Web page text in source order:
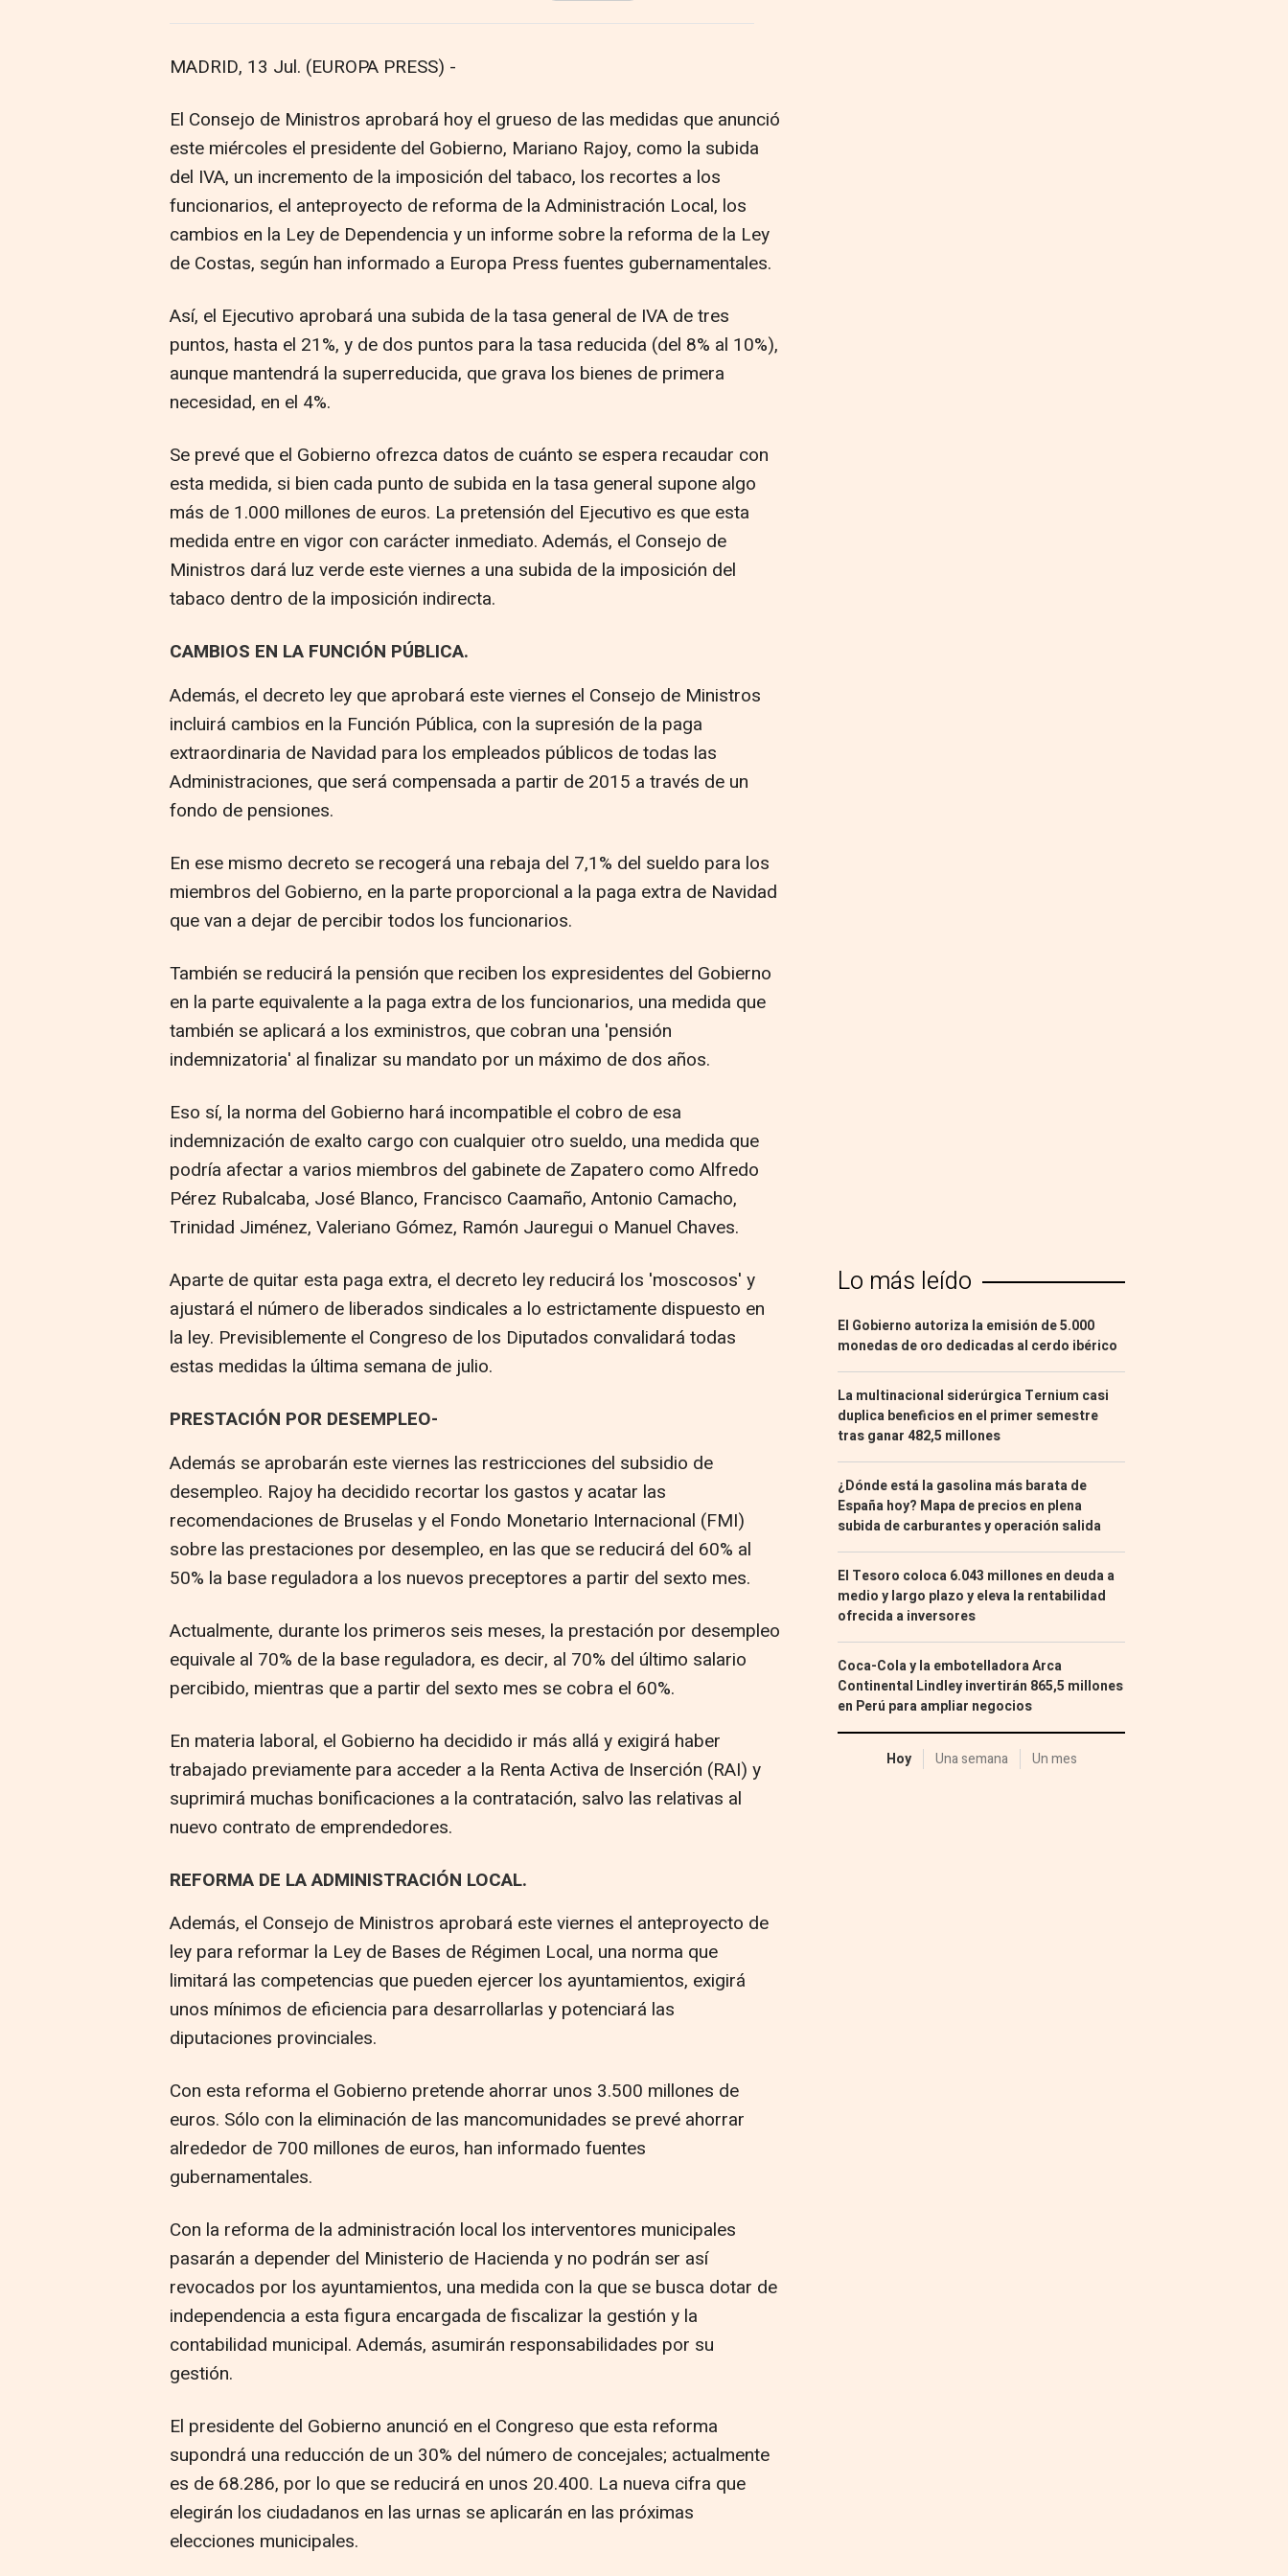
MADRID, 13 Jul. (EUROPA PRESS) -
El Consejo de Ministros aprobará hoy el grueso de las medidas que anunció
este miércoles el presidente del Gobierno, Mariano Rajoy, como la subida
del IVA, un incremento de la imposición del tabaco, los recortes a los
funcionarios, el anteproyecto de reforma de la Administración Local, los
cambios en la Ley de Dependencia y un informe sobre la reforma de la Ley
de Costas, según han informado a Europa Press fuentes gubernamentales.
Así, el Ejecutivo aprobará una subida de la tasa general de IVA de tres
puntos, hasta el 21%, y de dos puntos para la tasa reducida (del 8% al 10%),
aunque mantendrá la superreducida, que grava los bienes de primera
necesidad, en el 4%.
Se prevé que el Gobierno ofrezca datos de cuánto se espera recaudar con
esta medida, si bien cada punto de subida en la tasa general supone algo
más de 1.000 millones de euros. La pretensión del Ejecutivo es que esta
medida entre en vigor con carácter inmediato. Además, el Consejo de
Ministros dará luz verde este viernes a una subida de la imposición del
tabaco dentro de la imposición indirecta.
CAMBIOS EN LA FUNCIÓN PÚBLICA.
Además, el decreto ley que aprobará este viernes el Consejo de Ministros
incluirá cambios en la Función Pública, con la supresión de la paga
extraordinaria de Navidad para los empleados públicos de todas las
Administraciones, que será compensada a partir de 2015 a través de un
fondo de pensiones.
En ese mismo decreto se recogerá una rebaja del 7,1% del sueldo para los
miembros del Gobierno, en la parte proporcional a la paga extra de Navidad
que van a dejar de percibir todos los funcionarios.
También se reducirá la pensión que reciben los expresidentes del Gobierno
en la parte equivalente a la paga extra de los funcionarios, una medida que
también se aplicará a los exministros, que cobran una 'pensión
indemnizatoria' al finalizar su mandato por un máximo de dos años.
Eso sí, la norma del Gobierno hará incompatible el cobro de esa
indemnización de exalto cargo con cualquier otro sueldo, una medida que
podría afectar a varios miembros del gabinete de Zapatero como Alfredo
Pérez Rubalcaba, José Blanco, Francisco Caamaño, Antonio Camacho,
Trinidad Jiménez, Valeriano Gómez, Ramón Jauregui o Manuel Chaves.
Aparte de quitar esta paga extra, el decreto ley reducirá los 'moscosos' y
ajustará el número de liberados sindicales a lo estrictamente dispuesto en
la ley. Previsiblemente el Congreso de los Diputados convalidará todas
estas medidas la última semana de julio.
PRESTACIÓN POR DESEMPLEO-
Además se aprobarán este viernes las restricciones del subsidio de
desempleo. Rajoy ha decidido recortar los gastos y acatar las
recomendaciones de Bruselas y el Fondo Monetario Internacional (FMI)
sobre las prestaciones por desempleo, en las que se reducirá del 60% al
50% la base reguladora a los nuevos preceptores a partir del sexto mes.
Actualmente, durante los primeros seis meses, la prestación por desempleo
equivale al 70% de la base reguladora, es decir, al 70% del último salario
percibido, mientras que a partir del sexto mes se cobra el 60%.
En materia laboral, el Gobierno ha decidido ir más allá y exigirá haber
trabajado previamente para acceder a la Renta Activa de Inserción (RAI) y
suprimirá muchas bonificaciones a la contratación, salvo las relativas al
nuevo contrato de emprendedores.
REFORMA DE LA ADMINISTRACIÓN LOCAL.
Además, el Consejo de Ministros aprobará este viernes el anteproyecto de
ley para reformar la Ley de Bases de Régimen Local, una norma que
limitará las competencias que pueden ejercer los ayuntamientos, exigirá
unos mínimos de eficiencia para desarrollarlas y potenciará las
diputaciones provinciales.
Con esta reforma el Gobierno pretende ahorrar unos 3.500 millones de
euros. Sólo con la eliminación de las mancomunidades se prevé ahorrar
alrededor de 700 millones de euros, han informado fuentes
gubernamentales.
Con la reforma de la administración local los interventores municipales
pasarán a depender del Ministerio de Hacienda y no podrán ser así
revocados por los ayuntamientos, una medida con la que se busca dotar de
independencia a esta figura encargada de fiscalizar la gestión y la
contabilidad municipal. Además, asumirán responsabilidades por su
gestión.
El presidente del Gobierno anunció en el Congreso que esta reforma
supondrá una reducción de un 30% del número de concejales; actualmente
es de 68.286, por lo que se reducirá en unos 20.400. La nueva cifra que
elegirán los ciudadanos en las urnas se aplicarán en las próximas
elecciones municipales.
Lo más leído
El Gobierno autoriza la emisión de 5.000
monedas de oro dedicadas al cerdo ibérico
La multinacional siderúrgica Ternium casi
duplica beneficios en el primer semestre
tras ganar 482,5 millones
¿Dónde está la gasolina más barata de
España hoy? Mapa de precios en plena
subida de carburantes y operación salida
El Tesoro coloca 6.043 millones en deuda a
medio y largo plazo y eleva la rentabilidad
ofrecida a inversores
Coca-Cola y la embotelladora Arca
Continental Lindley invertirán 865,5 millones
en Perú para ampliar negocios
Hoy Una semana Un mes